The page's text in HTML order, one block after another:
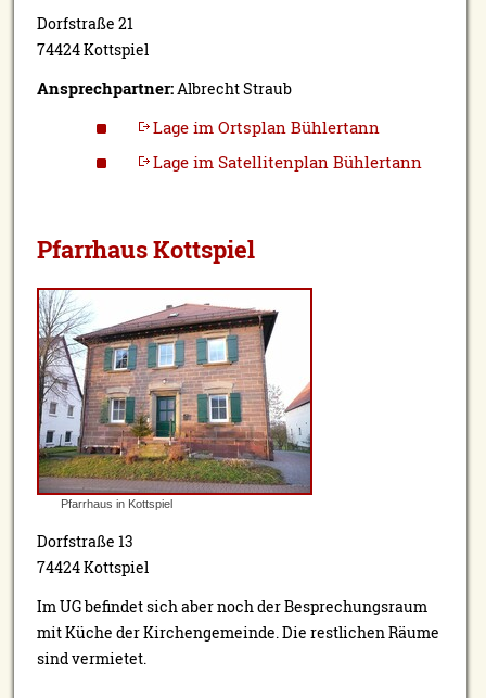
Dorfstraße 21
74424 Kottspiel
Ansprechpartner:Albrecht Straub
Lage im Ortsplan Bühlertann
Lage im Satellitenplan Bühlertann
Pfarrhaus Kottspiel
Pfarrhaus in Kottspiel
Dorfstraße 13
74424 Kottspiel
Im UG befindet sich aber noch der Besprechungsraum
mit Küche der Kirchengemeinde. Die restlichen Räume
sind vermietet.